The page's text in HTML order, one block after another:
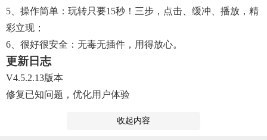
5、操作简单：玩转只要15秒！三步，点击、缓冲、播放，精
彩立现；
6、很好很安全：无毒无插件，用得放心。
更新日志
V4.5.2.13版本
修复已知问题，优化用户体验
收起内容